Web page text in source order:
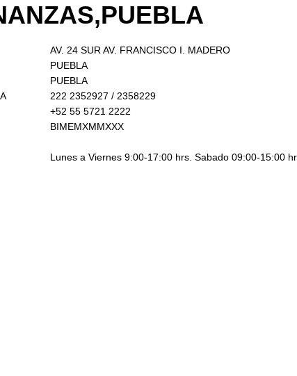
AV. 24 SUR AV. FRANCISCO I. MADERO
PUEBLA
PUEBLA
222 2352927 / 2358229
+52 55 5721 2222
BIMEMXMMXXX
Lunes a Viernes 9:00-17:00 hrs. Sabado 09:00-15:00